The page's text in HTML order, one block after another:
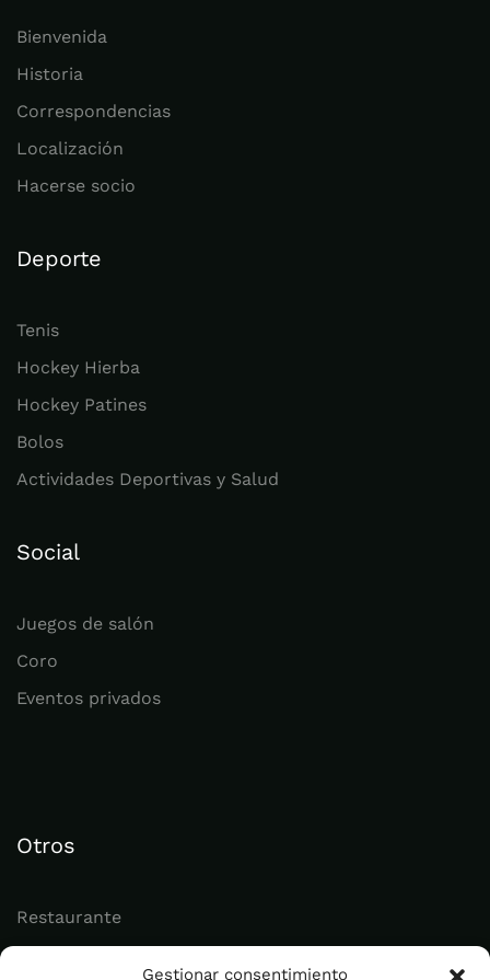
Gestionar consentimiento
Bienvenida
Historia
Correspondencias
Localización
Hacerse socio
Deporte
Tenis
Hockey Hierba
Hockey Patines
Bolos
Actividades Deportivas y Salud
Social
Juegos de salón
Coro
Eventos privados
Otros
Restaurante